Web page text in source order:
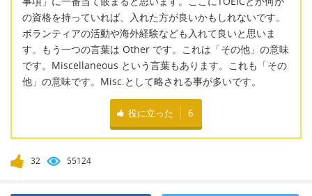
の資格を持っていれば、入れた方が良いかもしれないです。
ボランティアの活動や海外経験なども入れて良いと思いま
す。もう一つの言葉は Other です。これは「その他」の意味
です。Miscellaneous という言葉もあります。これも「その
他」の意味です。Misc.として略される事が多いです。
役に立った 6
32 55124